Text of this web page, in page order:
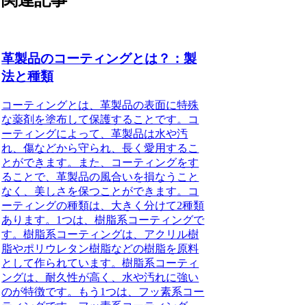
革製品のコーティングとは？：製
法と種類
コーティングとは、革製品の表面に特殊
な薬剤を塗布して保護することです。コ
ーティングによって、革製品は水や汚
れ、傷などから守られ、長く愛用するこ
とができます。また、コーティングをす
ることで、革製品の風合いを損なうこと
なく、美しさを保つことができます。コ
ーティングの種類は、大きく分けて2種類
あります。1つは、樹脂系コーティングで
す。樹脂系コーティングは、アクリル樹
脂やポリウレタン樹脂などの樹脂を原料
として作られています。樹脂系コーティ
ングは、耐久性が高く、水や汚れに強い
のが特徴です。もう1つは、フッ素系コー